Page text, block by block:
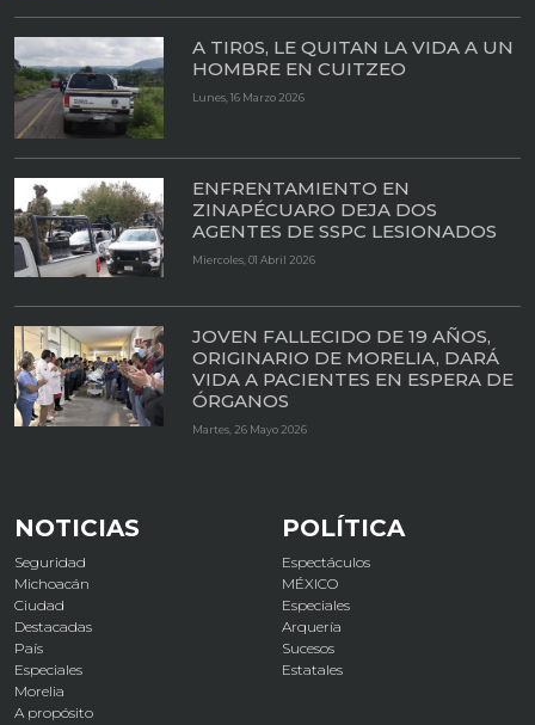
A TIR0S, LE QUITAN LA VIDA A UN
HOMBRE EN CUITZEO
Lunes, 16 Marzo 2026
ENFRENTAMIENTO EN
ZINAPÉCUARO DEJA DOS
AGENTES DE SSPC LESIONADOS
Miercoles, 01 Abril 2026
JOVEN FALLECIDO DE 19 AÑOS,
ORIGINARIO DE MORELIA, DARÁ
VIDA A PACIENTES EN ESPERA DE
ÓRGANOS
Martes, 26 Mayo 2026
NOTICIAS
Seguridad
Michoacán
Ciudad
Destacadas
País
Especiales
Morelia
A propósito
POLÍTICA
Espectáculos
MÉXICO
Especiales
Arquería
Sucesos
Estatales